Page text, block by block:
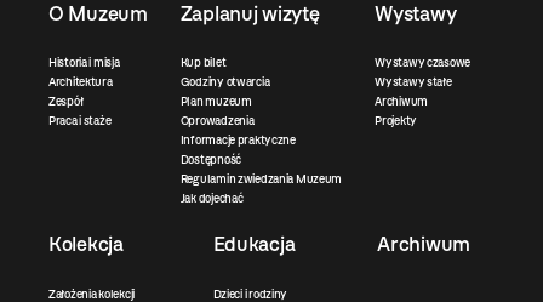
O Muzeum
Historia i misja
Architektura
Zespół
Praca i staże
Zaplanuj wizytę
Kup bilet
Godziny otwarcia
Plan muzeum
Oprowadzenia
Informacje praktyczne
Dostępność
Regulamin zwiedzania Muzeum
Jak dojechać
Wystawy
Wystawy czasowe
Wystawy stałe
Archiwum
Projekty
Kolekcja
Założenia kolekcji
Edukacja
Dzieci i rodziny
Archiwum